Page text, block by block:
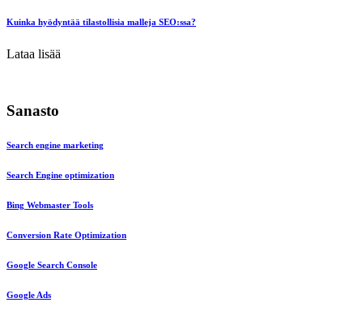
Kuinka hyödyntää tilastollisia malleja SEO:ssa?
Lataa lisää
Sanasto
Search engine marketing
Search Engine optimization
Bing Webmaster Tools
Conversion Rate Optimization
Google Search Console
Google Ads